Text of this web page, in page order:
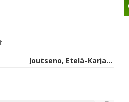
Joutseno, Etelä-Karjala